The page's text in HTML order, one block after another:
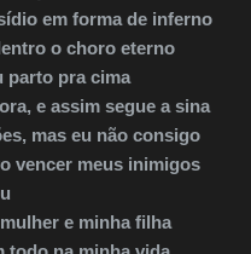
em forma de inferno
o choro eterno
parto pra cima
e assim segue a sina
mas eu não consigo
vencer meus inimigos
e minha filha